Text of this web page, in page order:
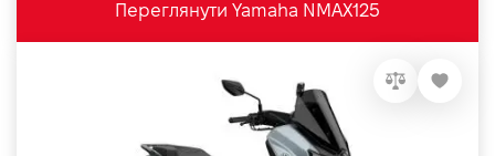
Переглянути Yamaha NMAX125